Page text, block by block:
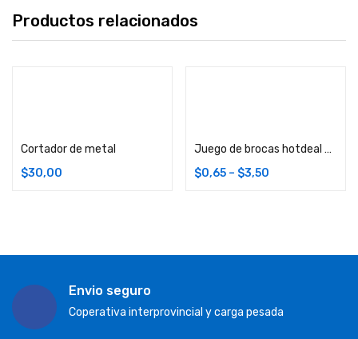
Productos relacionados
Cortador de metal
$30,00
Juego de brocas hotdeal para madera setx8
$0,65 – $3,50
Envio seguro
Coperativa interprovincial y carga pesada